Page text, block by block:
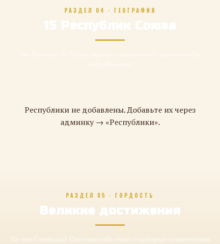
РАЗДЕЛ 04 · ГЕОГРАФИЯ
15 Республик Союза
Республики не добавлены. Добавьте их через
админку → «Республики».
РАЗДЕЛ 05 · ГОРДОСТЬ
Великие достижения
То, чем Советский Союз навсегда вошёл в историю человечества